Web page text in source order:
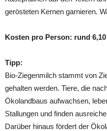
gerösteten Kernen garnieren.
Kosten pro Person: rund
Tipp:
Bio-Ziegenmilch stammt von
gehalten werden. Tiere, die
Ökolandbaus aufwachsen,
Stallungen und finden
Darüber hinaus fördert der